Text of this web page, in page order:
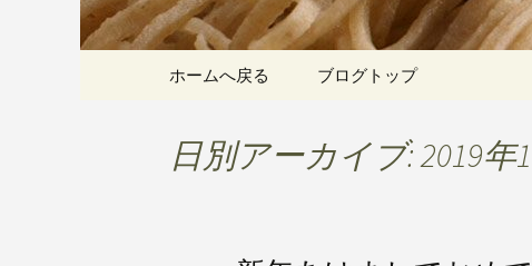
コンテンツへ移動
ホームへ戻る ブログトップ
日別アーカイブ: 2019年